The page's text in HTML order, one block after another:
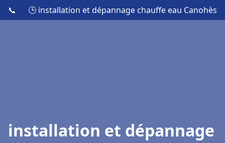
📞 🕒 installation et dépannage chauffe eau Canohès
installation et dépannage